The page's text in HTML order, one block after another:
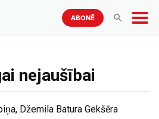
ABONĒ
nejaušībai
Džemila Batura Gekšēra